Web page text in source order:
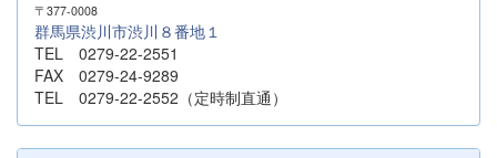
〒377-0008
群馬県渋川市渋川８番地１
TEL 0279-22-2551
FAX 0279-24-9289
TEL 0279-22-2552（定時制直通）